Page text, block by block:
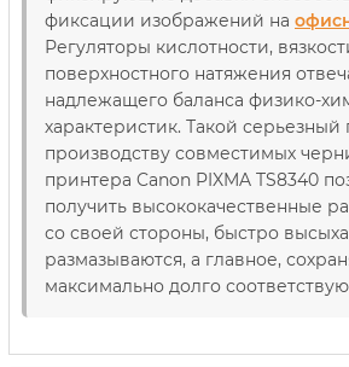
фиксации изображений на
Регуляторы кислотности,
поверхностного натяжения
надлежащего баланса физико-
характеристик. Такой серьезный
производству совместимых
принтера Canon PIXMA TS8340
получить высококачественные
со своей стороны, быстро
размазываются, а главное,
максимально долго